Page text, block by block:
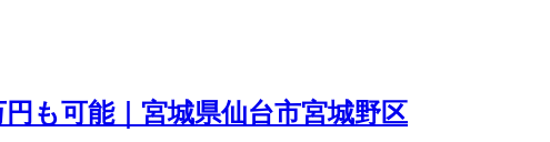
も可能｜宮城県仙台市宮城野区